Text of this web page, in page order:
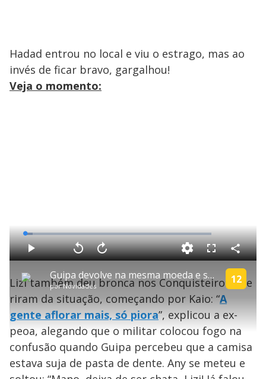
Hadad entrou no local e viu o estrago, mas ao
invés de ficar bravo, gargalhou!
Veja o momento:
P
l
a
Guipa devolve na mesma moeda e suja cama de Hadad com creme e pasta de dente | A Grande Conquista
porNovidades
12
P V
t
a
r
0
e
g
n
d
s
A
a
n
ç
a
1
0
s
e
u
n
o
L
o
a
d
e
4
.
0
3
%
F
l
s
c
e
n
C
o
m
p
a
a
Lizi também deu bronca nos Conquisteiros que
riram da situação, começando por Kaio: “A
gente aflorar mais, só piora”, explicou a ex-
peoa, alegando que o militar colocou fogo na
confusão quando Guipa percebeu que a camisa
estava suja de pasta de dente. Any se meteu e